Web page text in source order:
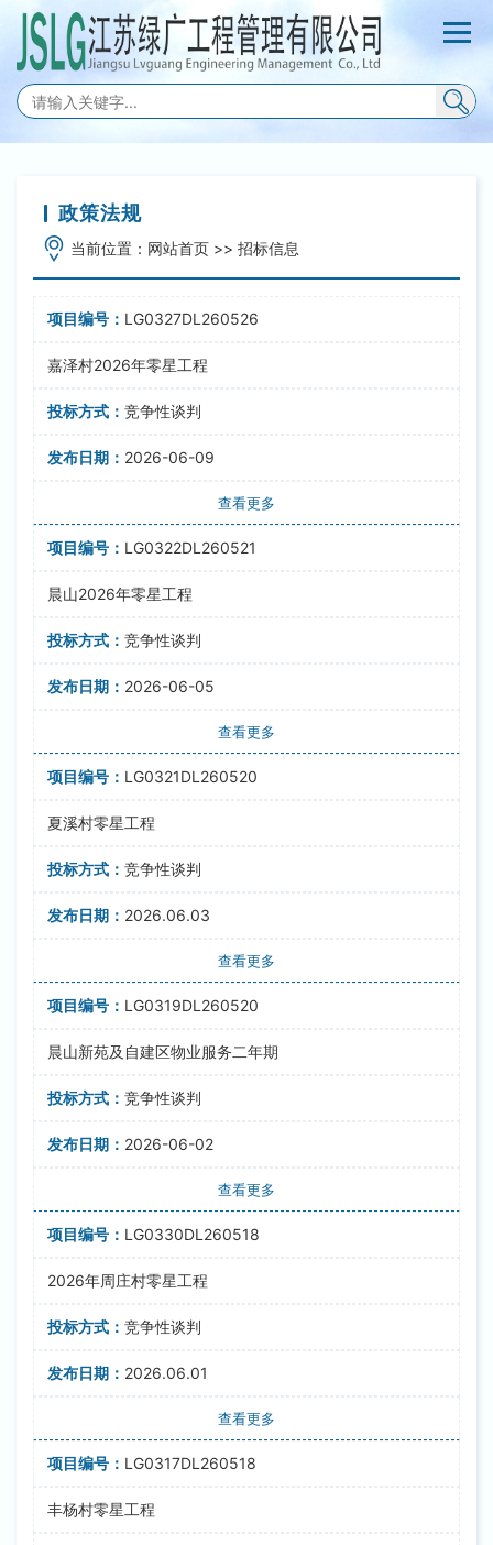
政策法规
当前位置： 网站首页 >> 招标信息
LG0327DL260526
嘉泽村2026年零星工程
竞争性谈判
2026-06-09
查看更多
LG0322DL260521
晨山2026年零星工程
竞争性谈判
2026-06-05
查看更多
LG0321DL260520
夏溪村零星工程
竞争性谈判
2026.06.03
查看更多
LG0319DL260520
晨山新苑及自建区物业服务二年期
竞争性谈判
2026-06-02
查看更多
LG0330DL260518
2026年周庄村零星工程
竞争性谈判
2026.06.01
查看更多
LG0317DL260518
丰杨村零星工程